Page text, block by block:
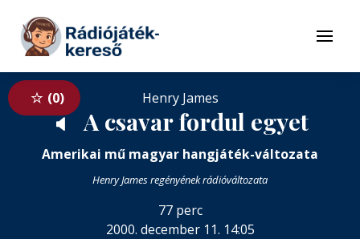
Tovább a tartalomhoz
Menü
0 Henry James
🔈 A csavar fordul egyet
Amerikai mű magyar hangjáték-változata
Henry James regényének rádióváltozata
77 perc
2000. december 11. 14:05